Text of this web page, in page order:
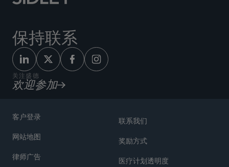
保持联系
关注盛德
欢迎参加
客户登录
网站地图
律师广告
联系我们
奖励方式
医疗计划透明度